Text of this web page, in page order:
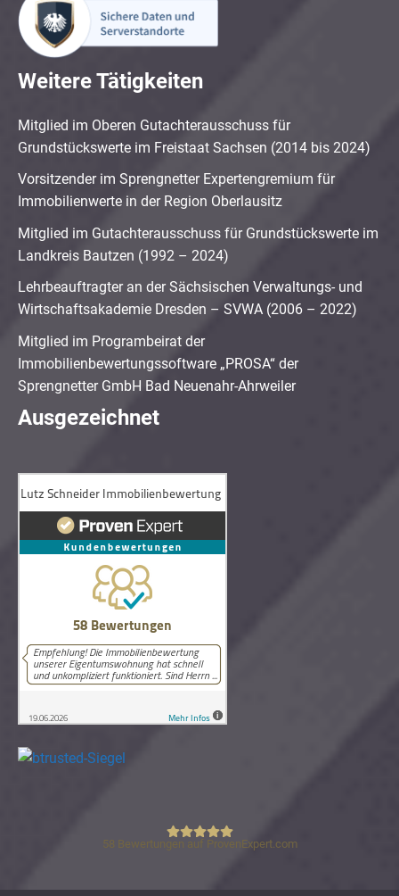
Weitere Tätigkeiten
Mitglied im Oberen Gutachterausschuss für
Grundstückswerte im Freistaat Sachsen (2014 bis 2024)
Vorsitzender im Sprengnetter Expertengremium für
Immobilienwerte in der Region Oberlausitz
Mitglied im Gutachterausschuss für Grundstückswerte im
Landkreis Bautzen (1992 – 2024)
Lehrbeauftragter an der Sächsischen Verwaltungs- und
Wirtschaftsakademie Dresden – SVWA (2006 – 2022)
Mitglied im Programbeirat der
Immobilienbewertungssoftware „PROSA“ der
Sprengnetter GmbH Bad Neuenahr-Ahrweiler
Ausgezeichnet
Lutz Schneider Immobilienbewertung
58 Bewertungen auf ProvenExpert.com